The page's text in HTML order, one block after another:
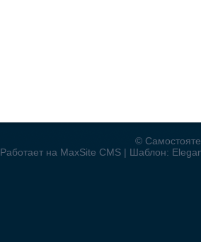
©
Работает на MaxSite CMS | Шаблон: